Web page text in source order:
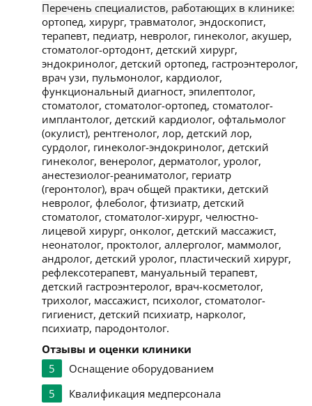
Перечень специалистов, работающих в клинике:
ортопед, хирург, травматолог, эндоскопист,
терапевт, педиатр, невролог, гинеколог, акушер,
стоматолог-ортодонт, детский хирург,
эндокринолог, детский ортопед, гастроэнтеролог,
врач узи, пульмонолог, кардиолог,
функциональный диагност, эпилептолог,
стоматолог, стоматолог-ортопед, стоматолог-
имплантолог, детский кардиолог, офтальмолог
(окулист), рентгенолог, лор, детский лор,
сурдолог, гинеколог-эндокринолог, детский
гинеколог, венеролог, дерматолог, уролог,
анестезиолог-реаниматолог, гериатр
(геронтолог), врач общей практики, детский
невролог, флеболог, фтизиатр, детский
стоматолог, стоматолог-хирург, челюстно-
лицевой хирург, онколог, детский массажист,
неонатолог, проктолог, аллерголог, маммолог,
андролог, детский уролог, пластический хирург,
рефлексотерапевт, мануальный терапевт,
детский гастроэнтеролог, врач-косметолог,
трихолог, массажист, психолог, стоматолог-
гигиенист, детский психиатр, нарколог,
психиатр, пародонтолог.
Отзывы и оценки клиники
5
Оснащение оборудованием
5
Квалификация медперсонала